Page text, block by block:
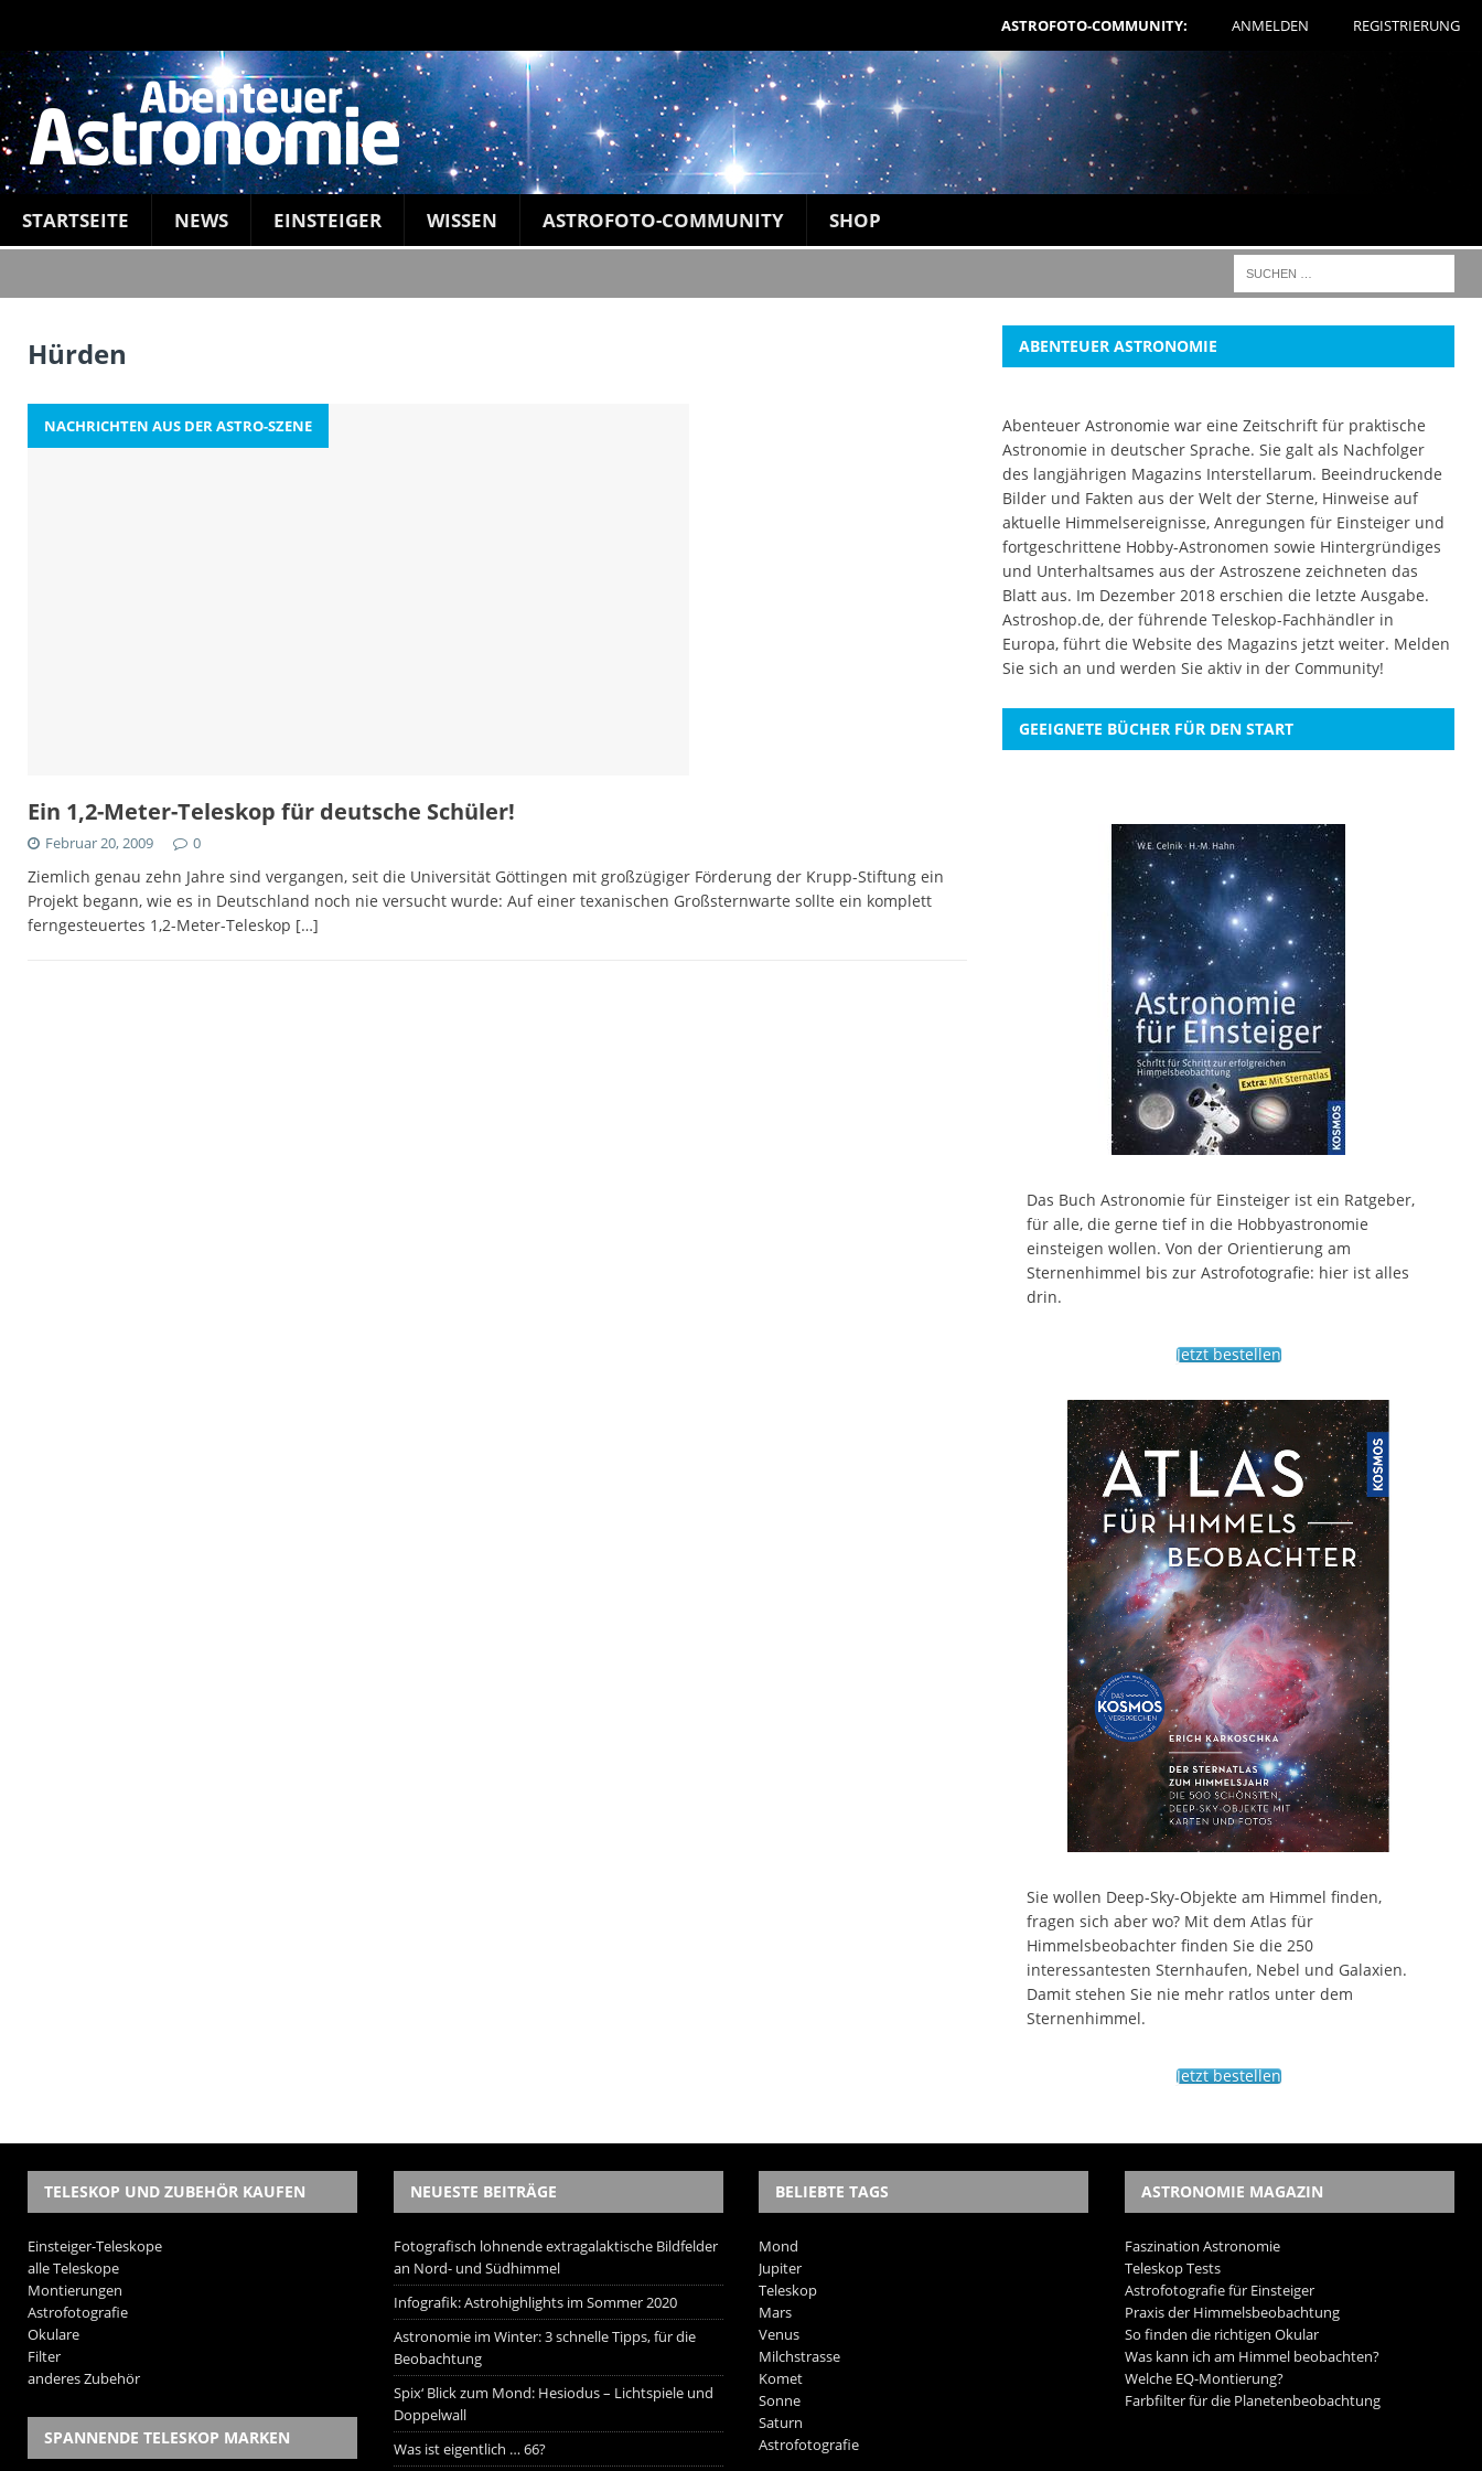
ASTROFOTO-COMMUNITY: ANMELDEN REGISTRIERUNG
STARTSEITE NEWS EINSTEIGER WISSEN ASTROFOTO-COMMUNITY SHOP
Hürden
NACHRICHTEN AUS DER ASTRO-SZENE
Ein 1,2-Meter-Teleskop für deutsche Schüler!
Februar 20, 2009 0
Ziemlich genau zehn Jahre sind vergangen, seit die Universität Göttingen mit großzügiger Förderung der Krupp-Stiftung ein
Projekt begann, wie es in Deutschland noch nie versucht wurde: Auf einer texanischen Großsternwarte sollte ein komplett
ferngesteuertes 1,2-Meter-Teleskop […]
ABENTEUER ASTRONOMIE
Abenteuer Astronomie war eine Zeitschrift für praktische
Astronomie in deutscher Sprache. Sie galt als Nachfolger
des langjährigen Magazins Interstellarum. Beeindruckende
Bilder und Fakten aus der Welt der Sterne, Hinweise auf
aktuelle Himmelsereignisse, Anregungen für Einsteiger und
fortgeschrittene Hobby-Astronomen sowie Hintergründiges
und Unterhaltsames aus der Astroszene zeichneten das
Blatt aus. Im Dezember 2018 erschien die letzte Ausgabe.
Astroshop.de, der führende Teleskop-Fachhändler in
Europa, führt die Website des Magazins jetzt weiter. Melden
Sie sich an und werden Sie aktiv in der Community!
GEEIGNETE BÜCHER FÜR DEN START
Das Buch Astronomie für Einsteiger ist ein Ratgeber,
für alle, die gerne tief in die Hobbyastronomie
einsteigen wollen. Von der Orientierung am
Sternenhimmel bis zur Astrofotografie: hier ist alles
drin.
Jetzt bestellen
Sie wollen Deep-Sky-Objekte am Himmel finden,
fragen sich aber wo? Mit dem Atlas für
Himmelsbeobachter finden Sie die 250
interessantesten Sternhaufen, Nebel und Galaxien.
Damit stehen Sie nie mehr ratlos unter dem
Sternenhimmel.
Jetzt bestellen
TELESKOP UND ZUBEHÖR KAUFEN
Einsteiger-Teleskope
alle Teleskope
Montierungen
Astrofotografie
Okulare
Filter
anderes Zubehör
SPANNENDE TELESKOP MARKEN
NEUESTE BEITRÄGE
Fotografisch lohnende extragalaktische Bildfelder
an Nord- und Südhimmel
Infografik: Astrohighlights im Sommer 2020
Astronomie im Winter: 3 schnelle Tipps, für die
Beobachtung
Spix‘ Blick zum Mond: Hesiodus – Lichtspiele und
Doppelwall
Was ist eigentlich … 66?
BELIEBTE TAGS
Mond
Jupiter
Teleskop
Mars
Venus
Milchstrasse
Komet
Sonne
Saturn
Astrofotografie
ASTRONOMIE MAGAZIN
Faszination Astronomie
Teleskop Tests
Astrofotografie für Einsteiger
Praxis der Himmelsbeobachtung
So finden die richtigen Okular
Was kann ich am Himmel beobachten?
Welche EQ-Montierung?
Farbfilter für die Planetenbeobachtung